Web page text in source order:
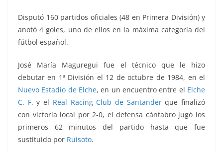
Disputó 160 partidos oficiales (48 en Primera División) y
anotó 4 goles, uno de ellos en la máxima categoría del
fútbol español.
José María Maguregui fue el técnico que le hizo
debutar en 1ª División el 12 de octubre de 1984, en el
Nuevo Estadio de Elche, en un encuentro entre el Elche
C. F. y el Real Racing Club de Santanderque finalizó
con victoria local por 2-0, el defensa cántabro jugó los
primeros 62 minutos del partido hasta que fue
sustituido por Ruisoto.